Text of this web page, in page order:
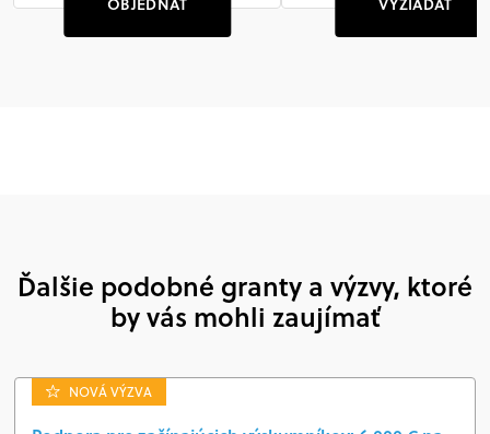
Ďalšie podobné granty a výzvy, ktoré
by vás mohli zaujímať
NOVÁ VÝZVA